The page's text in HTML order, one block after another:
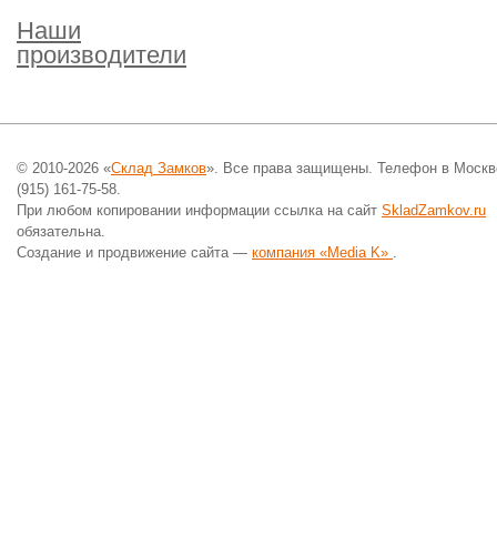
Наши
производители
© 2010-2026 «Склад Замков». Все права защищены. Телефон в
(915) 161-75-58.
При любом копировании информации ссылка на сайт SkladZamkov.ru
обязательна.
Создание и продвижение сайта — компания «Media K» .